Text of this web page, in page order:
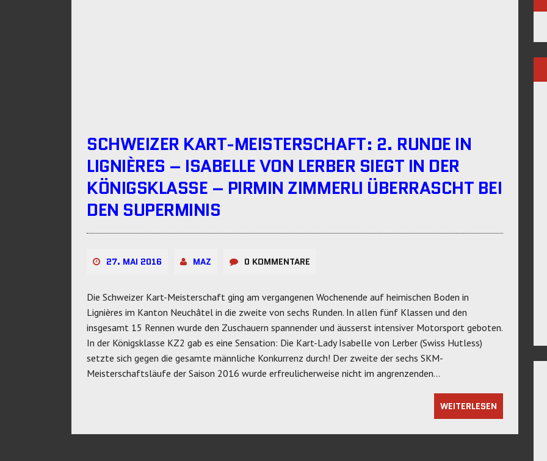
SCHWEIZER KART-MEISTERSCHAFT: 2. RUNDE IN
LIGNIÈRES – ISABELLE VON LERBER SIEGT IN DER
KÖNIGSKLASSE – PIRMIN ZIMMERLI ÜBERRASCHT BEI
DEN SUPERMINIS
27. MAI 2016 MAZ 0 KOMMENTARE
Die Schweizer Kart-Meisterschaft ging am vergangenen Wochenende auf heimischen Boden in
Lignières im Kanton Neuchâtel in die zweite von sechs Runden. In allen fünf Klassen und den
insgesamt 15 Rennen wurde den Zuschauern spannender und äusserst intensiver Motorsport geboten.
In der Königsklasse KZ2 gab es eine Sensation: Die Kart-Lady Isabelle von Lerber (Swiss Hutless)
setzte sich gegen die gesamte männliche Konkurrenz durch! Der zweite der sechs SKM-
Meisterschaftsläufe der Saison 2016 wurde erfreulicherweise nicht im angrenzenden…
WEITERLESEN